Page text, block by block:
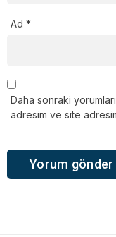
Ad *
Daha sonraki
adresim ve site